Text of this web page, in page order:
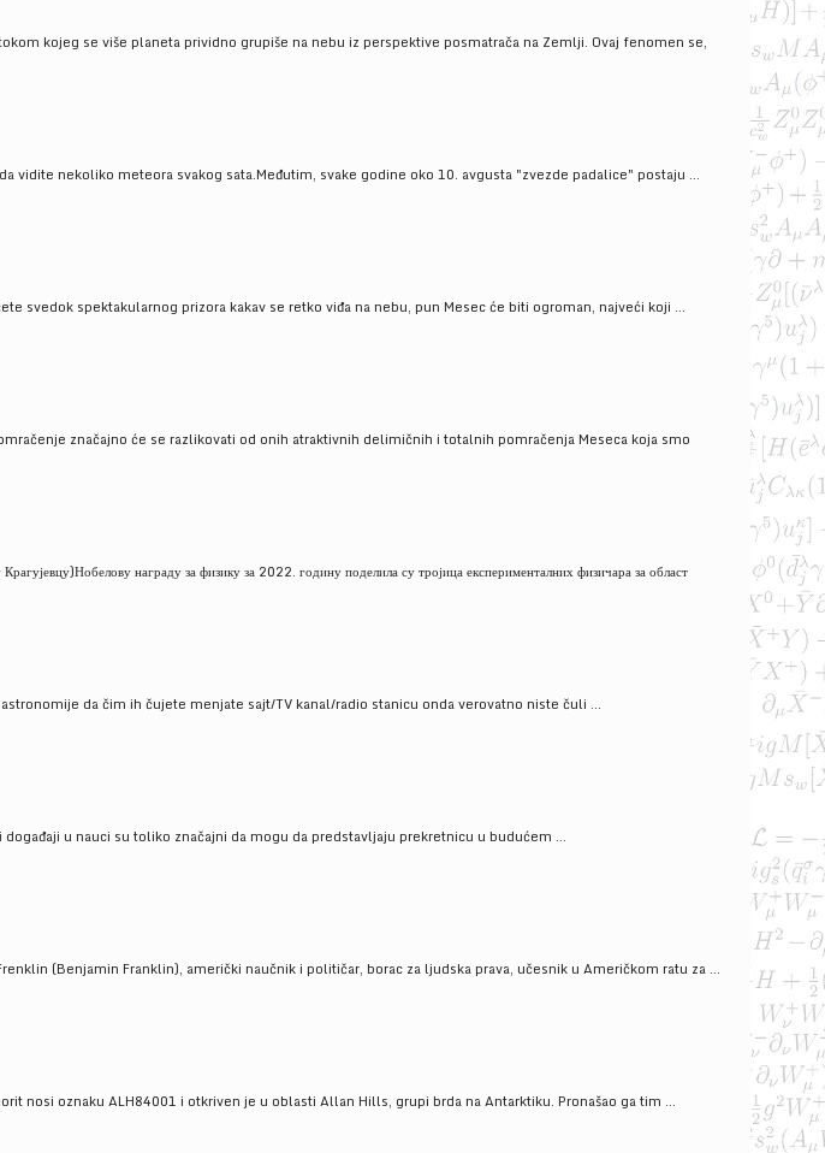
kojeg se više planeta prividno grupiše na nebu iz perspektive posmatrača na Zemlji. Ovaj fenomen se,
nekoliko meteora svakog sata.Međutim, svake godine oko 10. avgusta "zvezde padalice" postaju ...
svedok spektakularnog prizora kakav se retko viđa na nebu, pun Mesec će biti ogroman, najveći koji ...
značajno će se razlikovati od onih atraktivnih delimičnih i totalnih pomračenja Meseca koja smo
награду за физику за 2022. годину поделила су тројица експерименталних физичара за област
da čim ih čujete menjate sajt/TV kanal/radio stanicu onda verovatno niste čuli ...
u nauci su toliko značajni da mogu da predstavljaju prekretnicu u budućem ...
(Benjamin Franklin), američki naučnik i političar, borac za ljudska prava, učesnik u Američkom ratu za ...
nosi oznaku ALH84001 i otkriven je u oblasti Allan Hills, grupi brda na Antarktiku. Pronašao ga tim ...